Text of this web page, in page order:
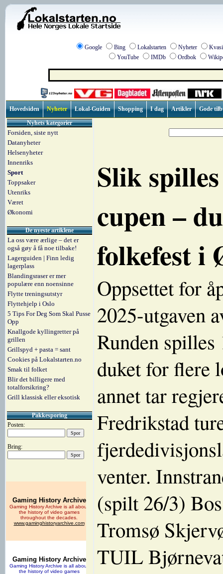
Google Bing Lokalstarten Nyheter
YouTube
IMDb Ordbok
Hovedsiden Nyheter Lokal-Guiden Shopping I dag Artikler
Gode
Nyhets kategorier
Forsiden, siste nytt
Datanyheter
Helsenyheter
Innenriks
Sport
Toppsaker
Utenriks
Været
Økonomi
De nyeste artiklene
La oss være ærlige – det er
også gøy å få noe tilbake!
Lagerguiden | Finn ledig
lagerplass
Blandingsraser er mer
populære enn noensinne
Flytte treningsutstyr
Flyttehjelp i Oslo
5 Tips For Deg Som Skal Pusse
Opp
Knallgode kyllingretter på
grillen
Grillspyd + pasta = sant
Cookies på Lokalstarten.no
Smak til folket
Blir det billigere med
totalforsikring?
Grill klassisk eller eksotisk
Pakkesporing
Posten:
Bring:
Slik
cupen –
folkefest i
Oppsettet for
2025-utgaven
Runden
duket for flere
annet tar
Fredrikstad
venter.
(spilt 26/3)
Tromsø
TUIL